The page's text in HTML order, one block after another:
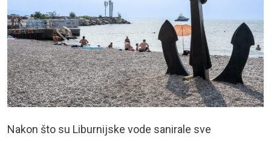
Nakon što su Liburnijske vode sanirale sve